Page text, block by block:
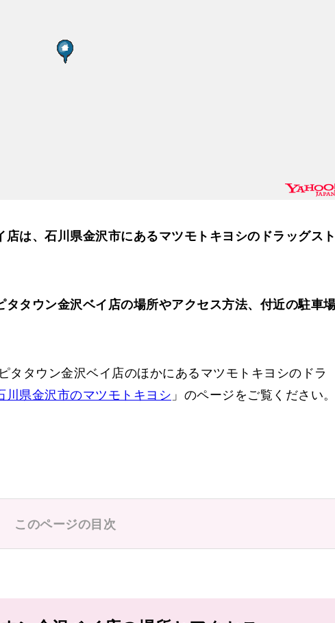
は、石川県金沢市にあるマツモトキヨシのドラッグスト
タタウン金沢ベイ店の場所やアクセス方法、付近の駐車
タタウン金沢ベイ店のほかにあるマツモトキヨシのドラ
川県金沢市のマツモトキヨシ 」のページをご覧ください。
このページの目次